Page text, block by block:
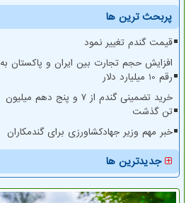
پربحث ترین ها
قیمت گندم تغییر نمود
افزایش حجم تجارت بین ایران و پاکستان به
رقم 10 میلیارد دلار
خرید تضمینی گندم از ۷ و پنج دهم میلیون
تن گذشت
خبر مهم وزیر جهادکشاورزی برای گندمکاران
جدیدترین ها